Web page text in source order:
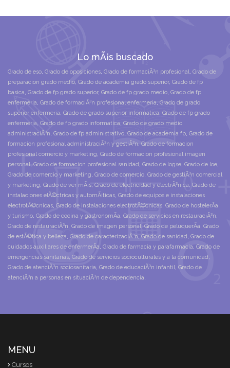
Lo mÃ¡s buscado
Grado de eso, Grado de oposiciones, Grado de formaciÃ³n profesional, Grado de
preparacion grado medio, Grado de academia grado superior, Grado de fp
basica, Grado de fp grado superior, Grado de fp grado medio, Grado de fp
enfermeria, Grado de formaciÃ³n profesional enfermeria, Grado de grado
superior enfermeria, Grado de grado superior informatica, Grado de fp grado
enfermeria, Grado de fp grado informatica, Grado de grado medio
administraciÃ³n, Grado de fp administrativo, Grado de academia fp, Grado de
formacion profesional administraciÃ³n y gestiÃ³n, Grado de formacion
profesional comercio y marketing, Grado de formacion profesional imagen
personal, Grado de formacion profesional sanidad, Grado de logse, Grado de loe,
Grado de comercio y marketing, Grado de comercio, Grado de gestiÃ³n comercial
y marketing, Grado de ver mÃ¡s, Grado de electricidad y electrÃ³nica, Grado de
instalaciones elÃ©ctricas y automÃ¡ticas, Grado de equipos e instalaciones
electrotÃ©cnicas, Grado de instalaciones electrotÃ©cnicas, Grado de hostelerÃ­a
y turismo, Grado de cocina y gastronomÃ­a, Grado de servicios en restauraciÃ³n,
Grado de restauraciÃ³n, Grado de imagen personal, Grado de peluquerÃ­a, Grado
de estÃ©tica y belleza, Grado de caracterizaciÃ³n, Grado de sanidad, Grado de
cuidados auxiliares de enfermerÃ­a, Grado de farmacia y parafarmacia, Grado de
emergencias sanitarias, Grado de servicios socioculturales y a la comunidad,
Grado de atenciÃ³n sociosanitaria, Grado de educaciÃ³n infantil, Grado de
atenciÃ³n a personas en situaciÃ³n de dependencia,
MENU
Cursos